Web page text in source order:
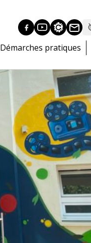
Démarches pratiques